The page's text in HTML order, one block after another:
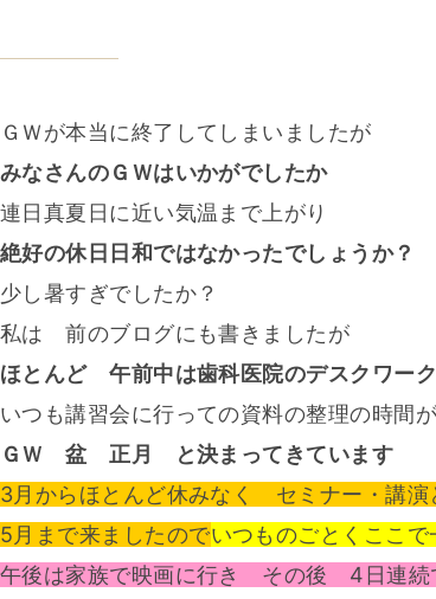
ＧＷが本当に終了してしまいましたが
みなさんのＧＷはいかがでしたか
連日真夏日に近い気温まで上がり
絶好の休日日和ではなかったでしょうか？
少し暑すぎでしたか？
私は 前のブログにも書きましたが
ほとんど 午前中は歯科医院のデスクワー
いつも講習会に行っての資料の整理の時間が
ＧＷ 盆 正月 と決まってきています
3月からほとんど休みなく セミナー・講演
5月まで来ましたのでいつものごとくここで
午後は家族で映画に行き その後 4日連続